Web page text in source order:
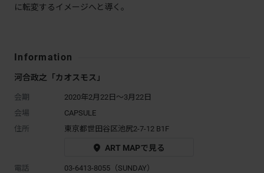
に転変するイメージへと導く。
Information
河合政之「カオスモス」
会期
2020年2月22日～3月22日
会場
CAPSULE
住所
東京都世田谷区池尻2-7-12 B1F
ART MAPで見る
電話
03-6413-8055（SUNDAY）